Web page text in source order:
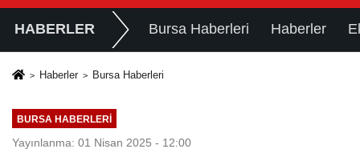
HABERLER Bursa Haberleri Haberler
Haberler Bursa Haberleri
BURSA HABERLERI
Yayınlanma: 01 Nisan 2025 - 12:00